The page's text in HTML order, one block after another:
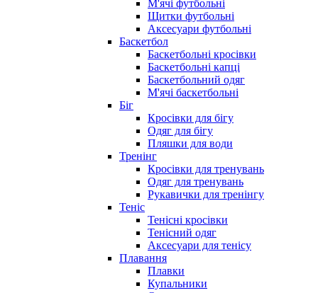
М'ячі футбольні
Щитки футбольні
Аксесуари футбольні
Баскетбол
Баскетбольні кросівки
Баскетбольні капці
Баскетбольний одяг
М'ячі баскетбольні
Біг
Кросівки для бігу
Одяг для бігу
Пляшки для води
Тренінг
Кросівки для тренувань
Одяг для тренувань
Рукавички для тренінгу
Теніс
Тенісні кросівки
Тенісний одяг
Аксесуари для тенісу
Плавання
Плавки
Купальники